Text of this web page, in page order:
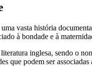
vasta história
à bondade e à
inglesa, sendo o
que podem ser associadas